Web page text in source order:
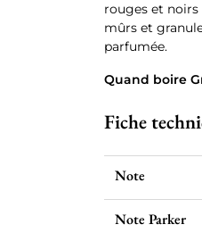
rouges et
mûrs et
parfumée.
Quand boire
Fiche
Note
Note Parker